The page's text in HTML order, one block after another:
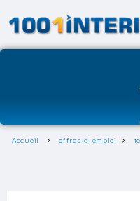
Accueil offres-d-emploi